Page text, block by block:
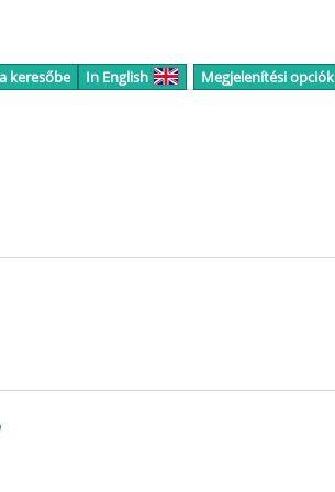
keresőbe In English Megjelenítési opciók